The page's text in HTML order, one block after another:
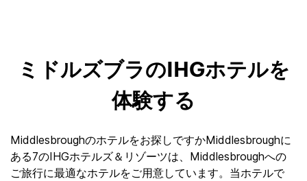
ミドルズブラのIHGホテルを
体験する
Middlesbroughのホテルをお探しですかMiddlesbroughに
ある7のIHGホテルズ＆リゾーツは、Middlesbroughへの
ご旅行に最適なホテルをご用意しています。当ホテルで